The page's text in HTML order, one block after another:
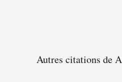
Autres citations de